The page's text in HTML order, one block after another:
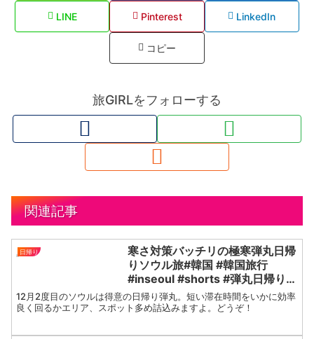
LINE Pinterest LinkedIn
コピー
旅GIRLをフォローする
関連記事
日帰り
寒さ対策バッチリの極寒弾丸日帰
りソウル旅#韓国 #韓国旅行
#inseoul #shorts #弾丸日帰り韓
国 #韓国女子旅 #極寒ソウル
12月2度目のソウルは得意の日帰り弾丸。短い滞在時間をいかに効率
良く回るかエリア、スポット多め詰込みますよ。どうぞ！